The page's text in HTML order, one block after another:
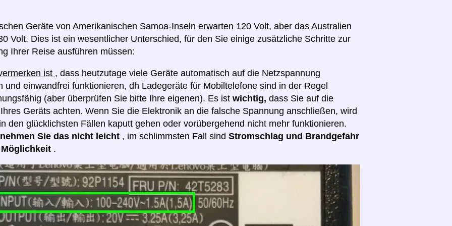
Geräte von Amerikanischen Samoa-Inseln erwarten 120 Volt, aber das Australien
Volt. Dies ist ein wesentlicher Unterschied, für den Sie einige zusätzliche Schritte zur
Ihrer Reise ausführen müssen:
ist , dass heutzutage viele Geräte automatisch auf die Netzspannung
und einwandfrei funktionieren, dh Ladegeräte für Mobiltelefone sind in der Regel
(aber überprüfen Sie bitte Ihre eigenen). Es ist wichtig, dass Sie auf die
Geräts achten. Wenn Sie die Elektronik an die falsche Spannung anschließen, wird
den glücklichsten Fällen kaputt gehen oder vorübergehend nicht mehr funktionieren.
Sie das nicht leicht , im schlimmsten Fall sind Stromschlag und Brandgefahr
.